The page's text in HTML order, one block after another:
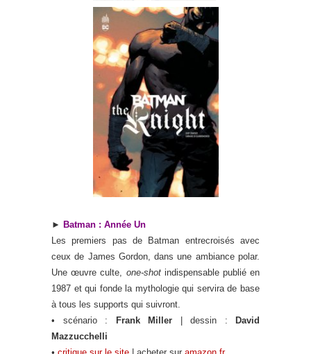
► Batman : Année Un
Les premiers pas de Batman entrecroisés avec
ceux de James Gordon, dans une ambiance polar.
Une œuvre culte, one-shotindispensable publié en
1987 et qui fonde la mythologie qui servira de base
à tous les supports qui suivront.
• scénario :
Frank Miller | dessin :
David
Mazzucchelli